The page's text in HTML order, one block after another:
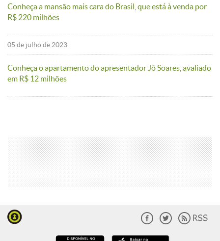
Conheça a mansão mais cara do Brasil, que está à venda por
R$ 220 milhões
05 de julho de 2023
Conheça o apartamento do apresentador Jô Soares, avaliado
em R$ 12 milhões